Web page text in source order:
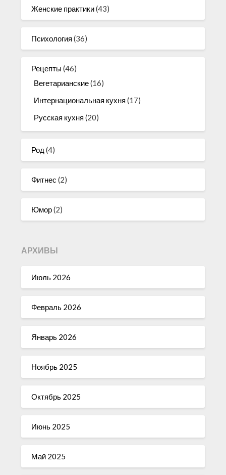
Женские практики(43)
Психология (36)
Рецепты (46)
Вегетарианские(16)
Интернациональная кухня (17)
Русская кухня (20)
Род (4)
Фитнес (2)
Юмор(2)
АРХИВЫ
Июль 2026
Февраль 2026
Январь 2026
Ноябрь 2025
Октябрь 2025
Июнь 2025
Май 2025